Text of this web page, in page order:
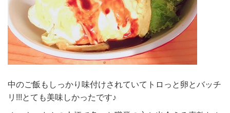
中のご飯もしっかり味付けされていてトロっと卵とバッチ
リ!!!とても美味しかったです♪